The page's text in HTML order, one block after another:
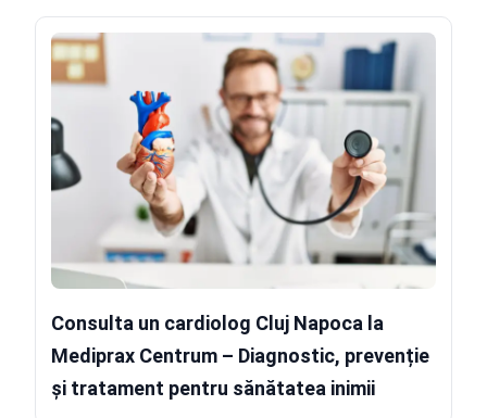
Consulta un cardiolog Cluj Napoca la
Mediprax Centrum – Diagnostic, prevenție
și tratament pentru sănătatea inimii